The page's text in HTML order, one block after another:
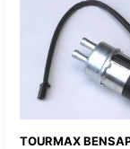
TOURMAX